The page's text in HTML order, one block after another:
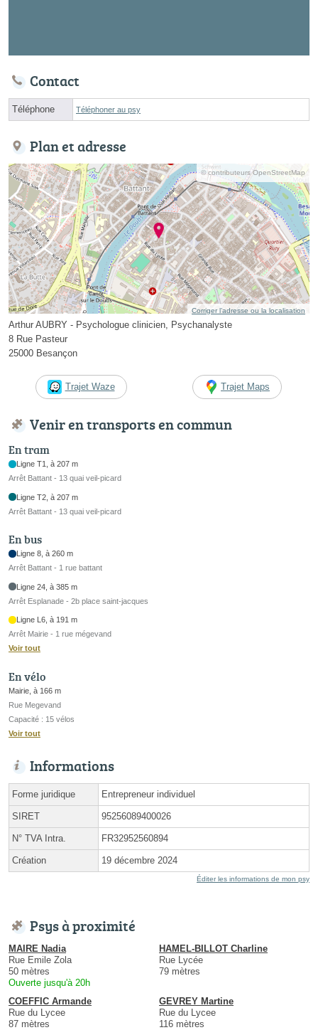
Contact
Téléphone Téléphoner au psy
Plan et adresse
© contributeurs OpenStreetMap
Corriger l’adresse ou la localisation
Arthur AUBRY - Psychologue clinicien, Psychanalyste
8 Rue Pasteur
25000 Besançon
Trajet Waze Trajet Maps
Venir en transports en commun
En tram
Ligne T1, à 207 m
Arrêt Battant - 13 quai veil-picard
Ligne T2, à 207 m
Arrêt Battant - 13 quai veil-picard
En bus
Ligne 8, à 260 m
Arrêt Battant - 1 rue battant
Ligne 24, à 385 m
Arrêt Esplanade - 2b place saint-jacques
Ligne L6, à 191 m
Arrêt Mairie - 1 rue mégevand
Voir tout
En vélo
Mairie, à 166 m
Rue Megevand
Capacité : 15 vélos
Voir tout
Informations
Forme juridique Entrepreneur individuel
SIRET 95256089400026
N° TVA Intra. FR32952560894
Création 19 décembre 2024
Éditer les informations de mon psy
Psys à proximité
MAIRE Nadia
Rue Emile Zola
50 mètres
Ouverte jusqu'à 20h
HAMEL-BILLOT Charline
Rue Lycée
79 mètres
COEFFIC Armande
Rue du Lycee
87 mètres
GEVREY Martine
Rue du Lycee
116 mètres